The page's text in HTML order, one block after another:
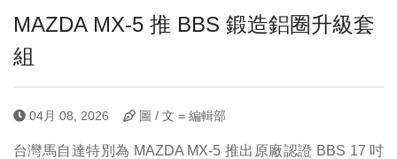
MAZDA MX-5 推 BBS 鍛造鋁圈升級套
組
04月 08, 2026 圖 / 文 = 編輯部
台灣馬自達特別為 MAZDA MX-5 推出原廠認證 BBS 17 吋